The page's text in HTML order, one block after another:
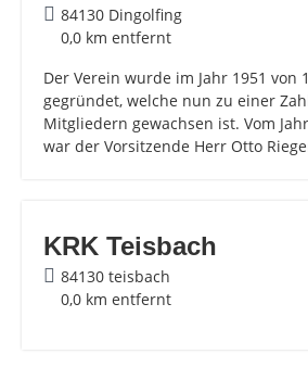
84130 Dingolfing
0,0 km entfernt
Der Verein wurde im Jahr 1951 von
gegründet, welche nun zu einer
Mitgliedern gewachsen ist. Vom
war der Vorsitzende Herr Otto
KRK Teisbach
84130 teisbach
0,0 km entfernt